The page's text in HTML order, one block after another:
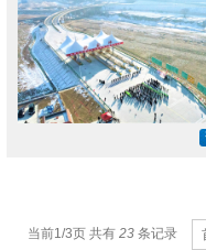
当前1/3页 共有23 条记录